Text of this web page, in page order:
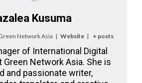
Kusuma
Network Asia | Website | + posts
of International Digital
Green Network Asia. She is
and passionate writer,